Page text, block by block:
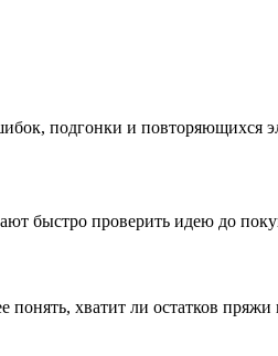
подгонки и повторяющихся
быстро проверить идею до
понять, хватит ли остатков пряжи